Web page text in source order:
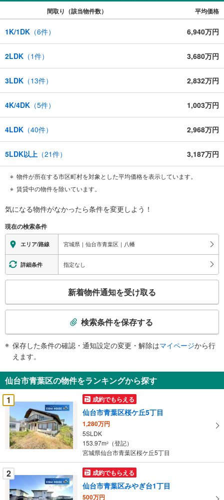
間取り（該当物件数） 平均価格
1K/1DK （6件） 6,940万円
2LDK （1件） 3,680万円
3LDK （13件） 2,832万円
4K/4DK （5件） 1,003万円
4LDK （40件） 2,968万円
5LDK以上 （21件） 3,187万円
物件が所在する市区町村を対象とした平均価格を表示しています。
賃貸中の物件を除いています。
気になる物件がなかったら条件を変更しよう！
現在の検索条件
エリア/路線 宮城県｜仙台市青葉区｜八幡
詳細条件 指定なし
検
知
を
受
け
取
る
・
条
件
を
マ
イ
新着物件通知を受け取る
検索条件を保存する
保存した条件の確認・通知設定の変更・解除はマイページから行
えます。
仙台市青葉区の物件をランキングから探す
1
成約でもらえる
仙台市青葉区桜ケ丘5丁目
1,280万円
5SLDK
153.97m2
（登記）
宮城県仙台市青葉区桜ケ丘5丁目
2 成約でもらえる
仙台市青葉区みやぎ台1丁目
500万円